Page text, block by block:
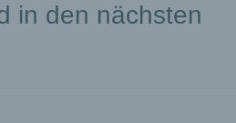
in den nächsten